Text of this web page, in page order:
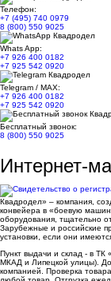
Телефон:
+7 (495) 740 0979
8 (800) 550 9025
Whats App:
+7 926 400 0182
+7 925 542 0920
Telegram / MAX:
+7 926 400 0182
+7 925 542 0920
Бесплатный звонок:
8 (800) 550 9025
Интернет-
Квадродел» – компания,
конвейера в «боевую
оборудования, тщательно
Зарубежные и российские
установки, если они
Пункт выдачи и склад - в
МКАД и Липецкой улицы).
компанией. Проверка